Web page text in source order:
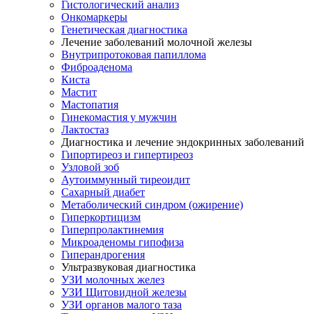
Гистологический анализ
Онкомаркеры
Генетическая диагностика
Лечение заболеваний молочной железы
Внутрипротоковая папиллома
Фиброаденома
Киста
Мастит
Мастопатия
Гинекомастия у мужчин
Лактостаз
Диагностика и лечение эндокринных заболеваний
Гипортиреоз и гипертиреоз
Узловой зоб
Аутоиммунный тиреоидит
Сахарный диабет
Метаболический синдром (ожирение)
Гиперкортицизм
Гиперпролактинемия
Микроаденомы гипофиза
Гиперандрогения
Ультразвуковая диагностика
УЗИ молочных желез
УЗИ Щитовидной железы
УЗИ органов малого таза